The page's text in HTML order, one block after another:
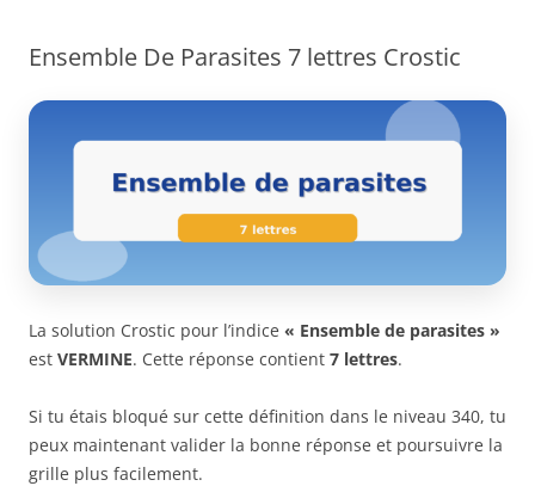
Ensemble De Parasites 7 lettres Crostic
La solution Crostic pour l’indice « Ensemble de parasites »
est VERMINE. Cette réponse contient 7 lettres.
Si tu étais bloqué sur cette définition dans le niveau 340, tu
peux maintenant valider la bonne réponse et poursuivre la
grille plus facilement.